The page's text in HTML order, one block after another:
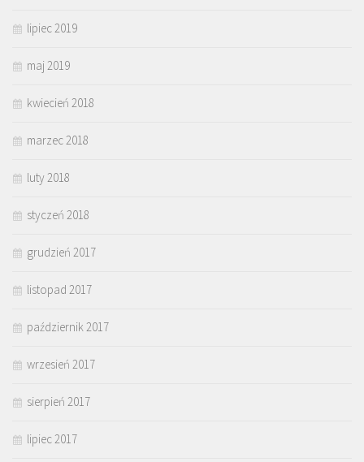
lipiec 2019
maj 2019
kwiecień 2018
marzec 2018
luty 2018
styczeń 2018
grudzień 2017
listopad 2017
październik 2017
wrzesień 2017
sierpień 2017
lipiec 2017